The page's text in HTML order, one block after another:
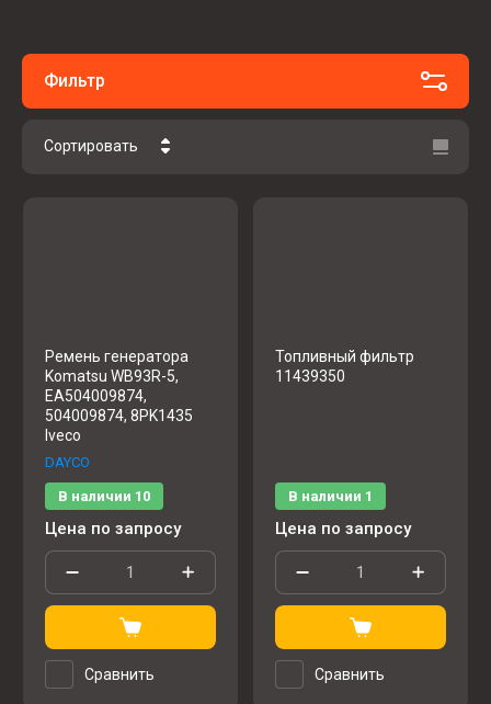
Фильтр
Сортировать
Ремень генератора
Komatsu WB93R-5,
EA504009874,
504009874, 8PK1435
Iveco
DAYCO
В наличии 10
Цена по запросу
Сравнить
Топливный фильтр
11439350
В наличии 1
Цена по запросу
Сравнить